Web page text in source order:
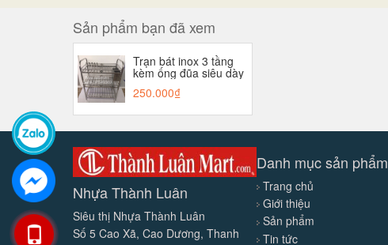
Sản phẩm bạn đã xem
Trạn bát inox 3 tầng
kèm ống đũa siêu dày
sịn, kệ , giá úp chén
bán inox dày hàng loại
250.000₫
Nhựa Thành Luân
Siêu thị Nhựa Thành Luân
Số 5 Cao Xã, Cao Dương, Thanh
Danh mục sản phẩm
Trang chủ
Giới thiệu
Sản phẩm
Tin tức